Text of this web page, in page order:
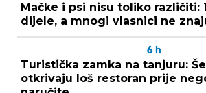
Mačke i psi nisu toliko različiti:
dijele, a mnogi vlasnici ne
6 h
Turistička zamka na tanjuru:
otkrivaju loš restoran prije